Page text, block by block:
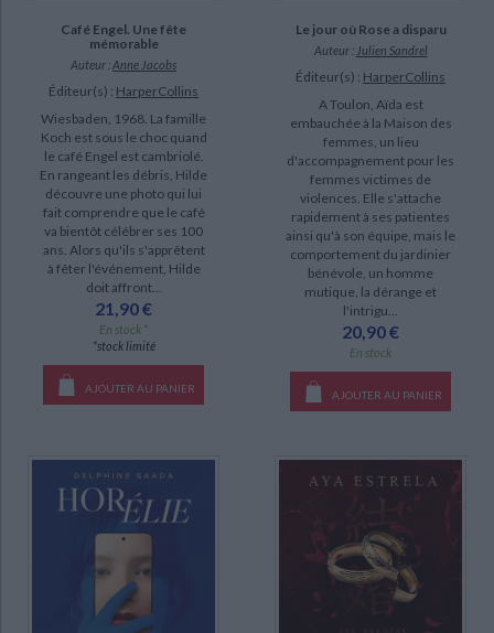
Café Engel. Une fête
mémorable
Auteur :Anne Jacobs
Éditeur(s) : HarperCollins
Wiesbaden, 1968. La famille
Koch est sous le choc quand
le café Engel est cambriolé.
En rangeant les débris, Hilde
découvre une photo qui lui
fait comprendre que le café
va bientôt célébrer ses 100
ans. Alors qu'ils s'apprêtent
à fêter l'événement, Hilde
doit affront...
21,90 €
En stock *
*stock limité
AJOUTER AU PANIER
Le jour où Rose a disparu
Auteur : Julien Sandrel
Éditeur(s) : HarperCollins
A Toulon, Aïda est
embauchée à la Maison des
femmes, un lieu
d'accompagnement pour les
femmes victimes de
violences. Elle s'attache
rapidement à ses patientes
ainsi qu'à son équipe, mais le
comportement du jardinier
bénévole, un homme
mutique, la dérange et
l'intrigu...
20,90 €
En stock
AJOUTER AU PANIER